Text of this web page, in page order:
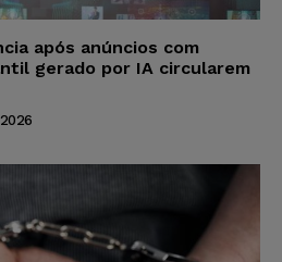
após anúncios com
gerado por IA circularem